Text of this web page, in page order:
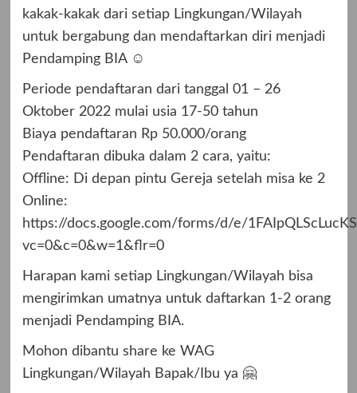
kakak-kakak dari setiap Lingkungan/Wilayah
untuk bergabung dan mendaftarkan diri menjadi
Pendamping BIA ☺️
Periode pendaftaran dari tanggal 01 – 26
Oktober 2022 mulai usia 17-50 tahun
Biaya pendaftaran Rp 50.000/orang
Pendaftaran dibuka dalam 2 cara, yaitu:
Offline: Di depan pintu Gereja setelah misa ke 2
Online:
https://docs.google.com/forms/d/e/
vc=0&c=0&w=1&flr=0
Harapan kami setiap Lingkungan/Wilayah bisa
mengirimkan umatnya untuk daftarkan 1-2 orang
menjadi Pendamping BIA.
Mohon dibantu share ke WAG
Lingkungan/Wilayah Bapak/Ibu ya 🤗